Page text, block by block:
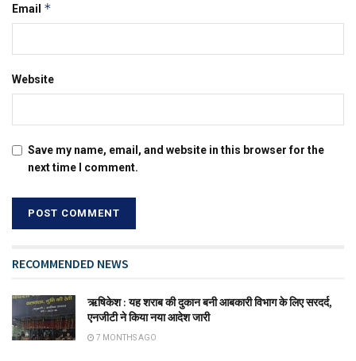
Email *
Website
Save my name, email, and website in this browser for the
next time I comment.
RECOMMENDED NEWS
ऋषिकेश : यह शराब की दुकान बनी आबकारी विभाग के लिए सरदर्द,
एनजीटी ने किया नया आदेश जारी
7 MONTHS AGO